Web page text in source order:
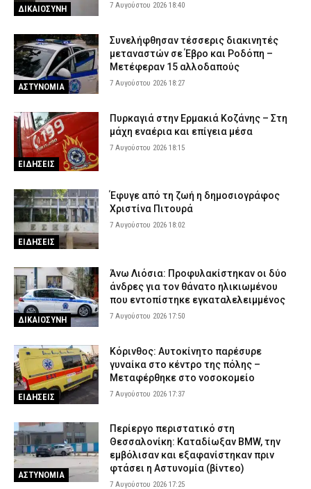
ΔΙΚΑΙΟΣΥΝΗ 7 Αυγούστου 2026 18:40
ΑΣΤΥΝΟΜΙΑ
Συνελήφθησαν τέσσερις διακινητές
μεταναστών σε Έβρο και Ροδόπη –
Μετέφεραν 15 αλλοδαπούς
7 Αυγούστου 2026 18:27
ΕΙΔΗΣΕΙΣ
Πυρκαγιά στην Ερμακιά Κοζάνης – Στη
μάχη εναέρια και επίγεια μέσα
7 Αυγούστου 2026 18:15
ΕΙΔΗΣΕΙΣ
Έφυγε από τη ζωή η δημοσιογράφος
Χριστίνα Πιτουρά
7 Αυγούστου 2026 18:02
ΔΙΚΑΙΟΣΥΝΗ
Άνω Λιόσια: Προφυλακίστηκαν οι δύο
άνδρες για τον θάνατο ηλικιωμένου
που εντοπίστηκε εγκαταλελειμμένος
7 Αυγούστου 2026 17:50
ΕΙΔΗΣΕΙΣ
Κόρινθος: Αυτοκίνητο παρέσυρε
γυναίκα στο κέντρο της πόλης –
Μεταφέρθηκε στο νοσοκομείο
7 Αυγούστου 2026 17:37
ΑΣΤΥΝΟΜΙΑ
Περίεργο περιστατικό στη
Θεσσαλονίκη: Καταδίωξαν BMW, την
εμβόλισαν και εξαφανίστηκαν πριν
φτάσει η Αστυνομία (βίντεο)
7 Αυγούστου 2026 17:25